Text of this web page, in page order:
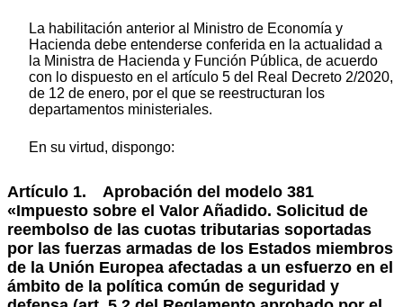
La habilitación anterior al Ministro de Economía y
Hacienda debe entenderse conferida en la actualidad a
la Ministra de Hacienda y Función Pública, de acuerdo
con lo dispuesto en el artículo 5 del Real Decreto 2/2020,
de 12 de enero, por el que se reestructuran los
departamentos ministeriales.
En su virtud, dispongo:
Artículo 1. Aprobación del modelo 381
«Impuesto sobre el Valor Añadido. Solicitud de
reembolso de las cuotas tributarias soportadas
por las fuerzas armadas de los Estados miembros
de la Unión Europea afectadas a un esfuerzo en el
ámbito de la política común de seguridad y